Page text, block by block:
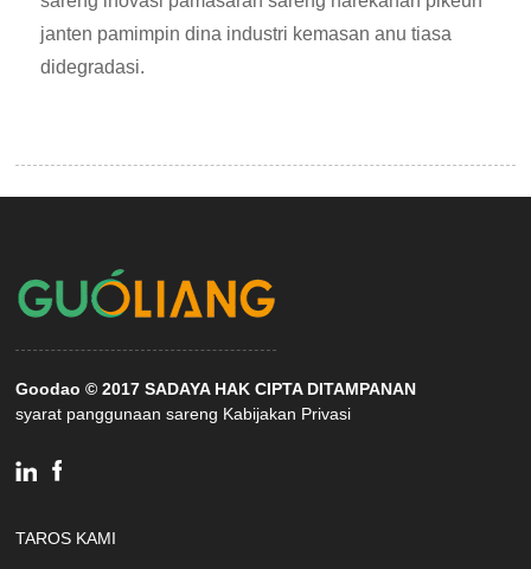
janten pamimpin dina industri kemasan anu tiasa
didegradasi.
Goodao © 2017 SADAYA HAK CIPTA DITAMPANAN
syarat panggunaan sareng Kabijakan Privasi
TAROS KAMI